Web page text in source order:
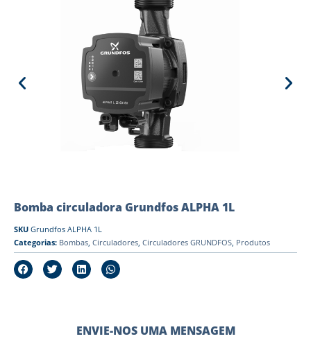
Bomba circuladora Grundfos ALPHA 1L
SKU Grundfos ALPHA 1L
Categorias: Bombas, Circuladores, Circuladores GRUNDFOS, Produtos
ENVIE-NOS UMA MENSAGEM